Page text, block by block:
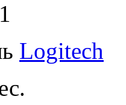
Logitech